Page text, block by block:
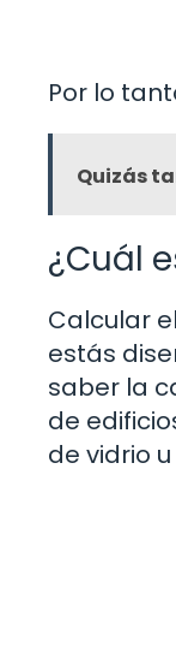
Por lo
Quizás
¿Cuál
Calcular
estás
saber la
de
de vidrio